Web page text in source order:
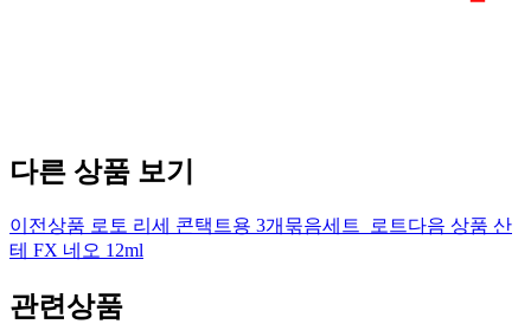
다른 상품 보기
이전상품 로토 리세 콘택트용 3개묶음세트_로트다음 상품 산
테 FX 네오 12ml
관련상품